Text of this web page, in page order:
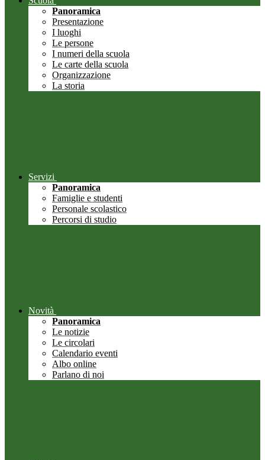
Panoramica
Presentazione
I luoghi
Le persone
I numeri della scuola
Le carte della scuola
Organizzazione
La storia
Servizi
Panoramica
Famiglie e studenti
Personale scolastico
Percorsi di studio
Novità
Panoramica
Le notizie
Le circolari
Calendario eventi
Albo online
Parlano di noi